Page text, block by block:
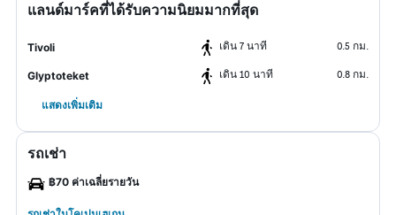
แลนด์มาร์คที่ได้รับความนิยมมากที่สุด
Tivoli เดิน 7 นาที 0.5 กม.
Glyptoteket เดิน 10 นาที 0.8 กม.
แสดงเพิ่มเติม
รถเช่า
฿70 ค่าเฉลี่ยรายวัน